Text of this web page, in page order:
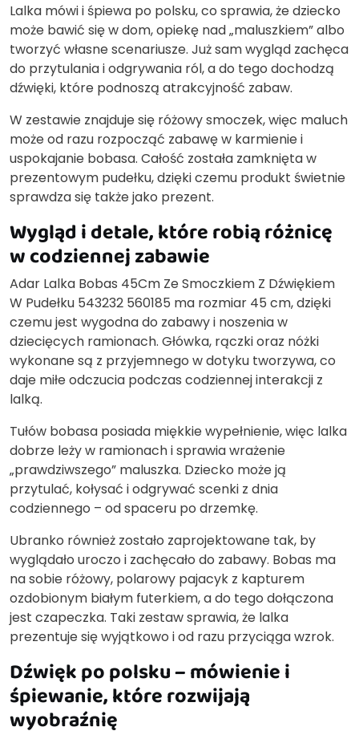
Lalka mówi i śpiewa po polsku, co sprawia, że dziecko
może bawić się w dom, opiekę nad „maluszkiem” albo
tworzyć własne scenariusze. Już sam wygląd zachęca
do przytulania i odgrywania ról, a do tego dochodzą
dźwięki, które podnoszą atrakcyjność zabaw.
W zestawie znajduje się różowy smoczek, więc maluch
może od razu rozpocząć zabawę w karmienie i
uspokajanie bobasa. Całość została zamknięta w
prezentowym pudełku, dzięki czemu produkt świetnie
sprawdza się także jako prezent.
Wygląd i detale, które robią różnicę
w codziennej zabawie
Adar Lalka Bobas 45Cm Ze Smoczkiem Z Dźwiękiem
W Pudełku 543232 560185 ma rozmiar 45 cm, dzięki
czemu jest wygodna do zabawy i noszenia w
dziecięcych ramionach. Główka, rączki oraz nóżki
wykonane są z przyjemnego w dotyku tworzywa, co
daje miłe odczucia podczas codziennej interakcji z
lalką.
Tułów bobasa posiada miękkie wypełnienie, więc lalka
dobrze leży w ramionach i sprawia wrażenie
„prawdziwszego” maluszka. Dziecko może ją
przytulać, kołysać i odgrywać scenki z dnia
codziennego – od spaceru po drzemkę.
Ubranko również zostało zaprojektowane tak, by
wyglądało uroczo i zachęcało do zabawy. Bobas ma
na sobie różowy, polarowy pajacyk z kapturem
ozdobionym białym futerkiem, a do tego dołączona
jest czapeczka. Taki zestaw sprawia, że lalka
prezentuje się wyjątkowo i od razu przyciąga wzrok.
Dźwięk po polsku – mówienie i
śpiewanie, które rozwijają
wyobraźnię